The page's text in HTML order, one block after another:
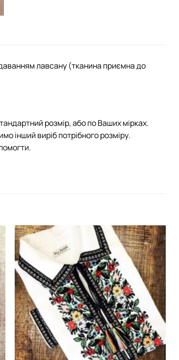
лавсану (тканина приємна до
розмір, або по Ваших мірках.
інший виріб потрібного розміру.
Додати
виріб у
вибране